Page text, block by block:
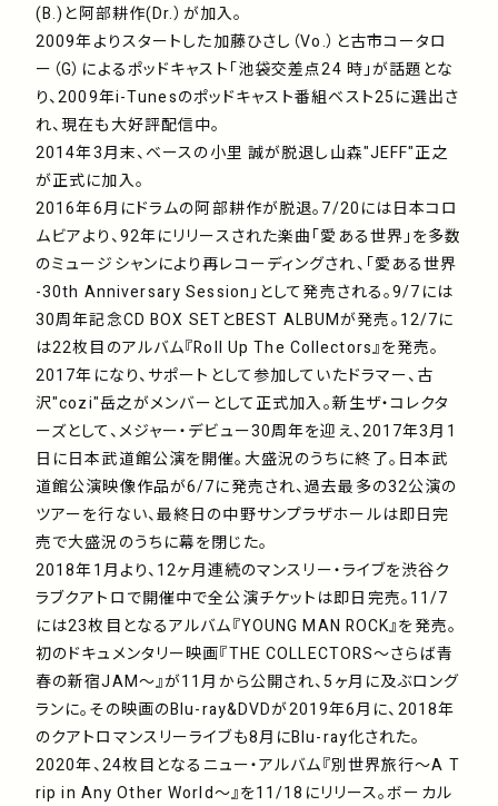
(B.)と阿部耕作(Dr.）が加入。
2009年よりスタートした加藤ひさし（Vo.）と古市コータロ
ー（G）によるポッドキャスト「池袋交差点24 時」が話題とな
り、2009年i-Tunesのポッドキャスト番組ベスト25に選出さ
れ、現在も大好評配信中。
2014年3月末、ベースの小里 誠が脱退し山森"JEFF"正之
が正式に加入。
2016年6月にドラムの阿部耕作が脱退。7/20には日本コロ
ムビアより、92年にリリースされた楽曲「愛ある世界」を多数
のミュージシャンにより再レコーディングされ、「愛ある世界
-30th Anniversary Session」として発売される。9/7には
30周年記念CD BOX SETとBEST ALBUMが発売。12/7に
は22枚目のアルバム『Roll Up The Collectors』を発売。
2017年になり、サポートとして参加していたドラマー、古
沢"cozi"岳之がメンバーとして正式加入。新生ザ・コレクタ
ーズとして、メジャー・デビュー30周年を迎え、2017年3月1
日に日本武道館公演を開催。大盛況のうちに終了。日本武
道館公演映像作品が6/7に発売され、過去最多の32公演の
ツアーを行ない、最終日の中野サンプラザホールは即日完
売で大盛況のうちに幕を閉じた。
2018年1月より、12ヶ月連続のマンスリー・ライブを渋谷ク
ラブクアトロで開催中で全公演チケットは即日完売。11/7
には23枚目となるアルバム『YOUNG MAN ROCK』を発売。
初のドキュメンタリー映画『THE COLLECTORS〜さらば青
春の新宿JAM〜』が11月から公開され、5ヶ月に及ぶロング
ランに。その映画のBlu-ray&DVDが2019年6月に、2018年
のクアトロマンスリーライブも8月にBlu-ray化された。
2020年、24枚目となるニュー・アルバム『別世界旅行〜A T
rip in Any Other World〜』を11/18にリリース。ボーカル